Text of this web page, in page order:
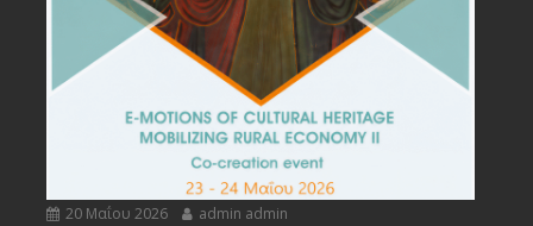
20 Μαΐου 2026 admin admin